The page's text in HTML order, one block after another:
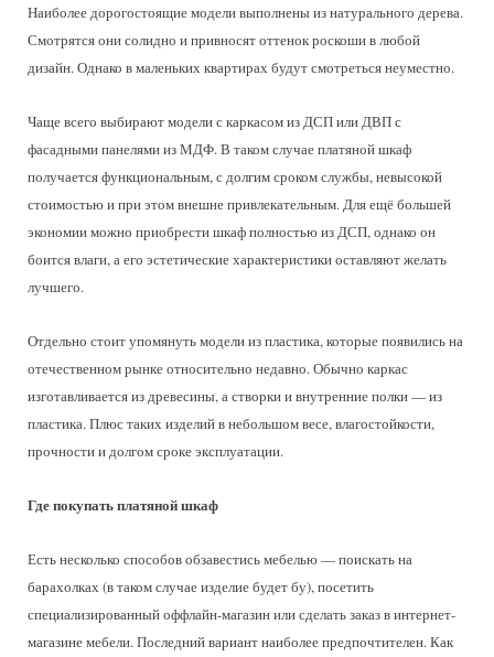
Наиболее дорогостоящие модели выполнены из натурального дерева.
Смотрятся они солидно и привносят оттенок роскоши в любой
дизайн. Однако в маленьких квартирах будут смотреться неуместно.
Чаще всего выбирают модели с каркасом из ДСП или ДВП с
фасадными панелями из МДФ. В таком случае платяной шкаф
получается функциональным, с долгим сроком службы, невысокой
стоимостью и при этом внешне привлекательным. Для ещё большей
экономии можно приобрести шкаф полностью из ДСП, однако он
боится влаги, а его эстетические характеристики оставляют желать
лучшего.
Отдельно стоит упомянуть модели из пластика, которые появились на
отечественном рынке относительно недавно. Обычно каркас
изготавливается из древесины, а створки и внутренние полки — из
пластика. Плюс таких изделий в небольшом весе, влагостойкости,
прочности и долгом сроке эксплуатации.
Где покупать платяной шкаф
Есть несколько способов обзавестись мебелью — поискать на
барахолках (в таком случае изделие будет бу), посетить
специализированный оффлайн-магазин или сделать заказ в интернет-
магазине мебели. Последний вариант наиболее предпочтителен. Как